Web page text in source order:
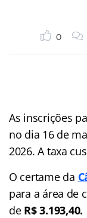
0
As inscrições
no dia 16 de
2026. A taxa
O certame da
para a área de
de R$ 3.193,40.